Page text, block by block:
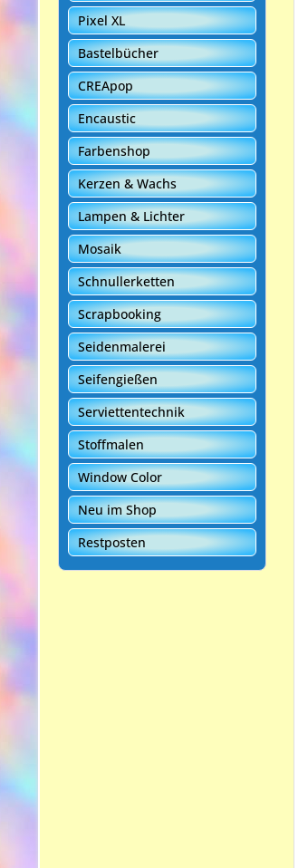
Pixel XL
Bastelbücher
CREApop
Encaustic
Farbenshop
Kerzen & Wachs
Lampen & Lichter
Mosaik
Schnullerketten
Scrapbooking
Seidenmalerei
Seifengießen
Serviettentechnik
Stoffmalen
Window Color
Neu im Shop
Restposten